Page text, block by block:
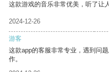
这款游戏的音乐非常优美，听了让
2024-12-26
游客
这款app的客服非常专业，遇到问
作。